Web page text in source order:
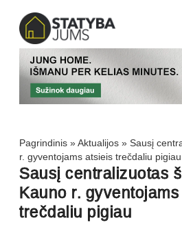
Pagrindinis »Aktualijos » Sausį
r. gyventojams atsieis trečdaliu pigiau
Sausį centralizuotas
Kauno r.
trečdaliu pigiau